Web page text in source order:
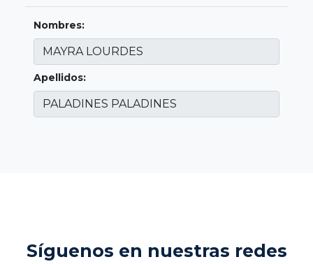
Nombres:
Apellidos:
Síguenos en nuestras redes